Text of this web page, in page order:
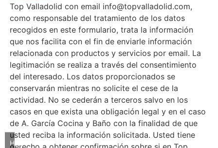
Top Valladolid con email info@topvalladolid.com,
como responsable del tratamiento de los datos
recogidos en este formulario, trata la información
que nos facilita con el fin de enviarle información
relacionada con productos y servicios por email. La
legitimación se realiza a través del consentimiento
del interesado. Los datos proporcionados se
conservarán mientras no solicite el cese de la
actividad. No se cederán a terceros salvo en los
casos en que exista una obligación legal y en el caso
de A. García Cocina y Baño con la finalidad de que
usted reciba la información solicitada. Usted tiene
Haz